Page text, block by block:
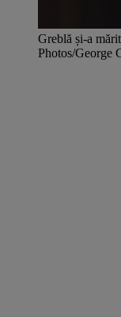
Greblă și-a
Photos/George